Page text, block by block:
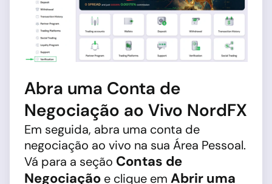
Abra uma Conta de
Negociação ao Vivo NordFX
Em seguida, abra uma conta de
negociação ao vivo na sua Área Pessoal.
Vá para a seção Contas de
Negociação e clique em Abrir uma